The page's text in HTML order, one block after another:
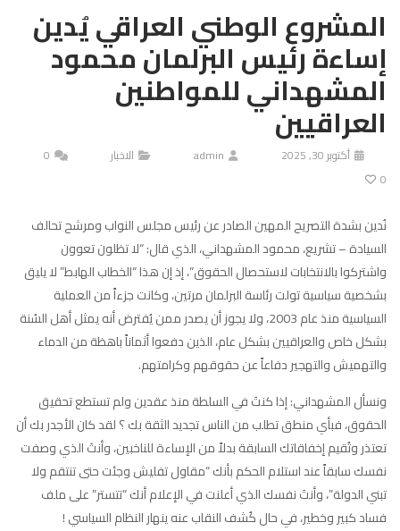
المشروع الوطني العراقي يُدين
إساءة رئيس البرلمان محمود
المشهداني للمواطنين
العراقيين
أكتوبر 30, 2025 admin الاخبار
0
0
نُدين بشدة التصريح المهين الصادر عن رئيس مجلس النواب ومرشح تحالف
السيادة – تشريع، محمود المشهداني، الذي قال: “لا تظلون تعوون
واشتركوا بالانتخابات لاستحصال الحقوق”، إذ إن هذا “الخطاب الهابط” لا يليق
بشخصية سياسية تولت رئاسة البرلمان مرتين، وكانت جزءاً من العملية
السياسية منذ عام 2003، ولا يجوز أن يصدر ممن يُفترض أنه يمثل أهل السُنة
بشكل خاص والعراقيين بشكل عام، الذين دفعوا أثماناً باهظة من الدماء
والتهميش والتهجير دفاعاً عن حقوقهم وكرامتهم.
ونسأل المشهداني: إذا كنتَ في السلطة منذ عقدين ولم تستطع تحقيق
الحقوق، فبأي منطق تطلب من الناس تجديد الثقة بك ؟ لقد كان الأجدر بك أن
تعتذر وتُقيم إخفاقاتك السابقة بدلاً من الإساءة للناخبين، وأنتَ الذي وصفت
نفسك سابقاً عند استلام الحكم بأنك “مقاول تفليش وجئت حتى تنتقم ولا
تبني الدولة”، وأنتَ نفسك الذي أعلنت في الإعلام أنك “تتستر” على ملف
فساد كبير وخطير، في حال كُشف النقاب عنه ينهار النظام السياسي !